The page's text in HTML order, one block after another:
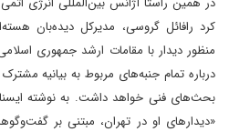
کرد‌ رافائل گروسی، مدیرکل دیده‌بان
منظور دیدار با مقامات ارشد جمهوری
بحث‌های فنی خواهد داشت. به نوشته
«دیدارهای او در تهران، مبتنی بر